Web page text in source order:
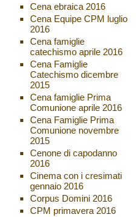
Cena ebraica 2016
Cena Equipe CPM luglio
2016
Cena famiglie
catechismo aprile 2016
Cena Famiglie
Catechismo dicembre
2015
Cena famiglie Prima
Comunione aprile 2016
Cena Famiglie Prima
Comunione novembre
2015
Cenone di capodanno
2016
Cinema con i cresimati
gennaio 2016
Corpus Domini 2016
CPM primavera 2016